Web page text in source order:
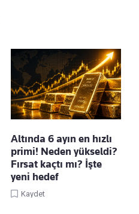
Altında 6 ayın en hızlı
primi! Neden yükseldi?
Fırsat kaçtı mı? İşte
yeni hedef
Kaydet